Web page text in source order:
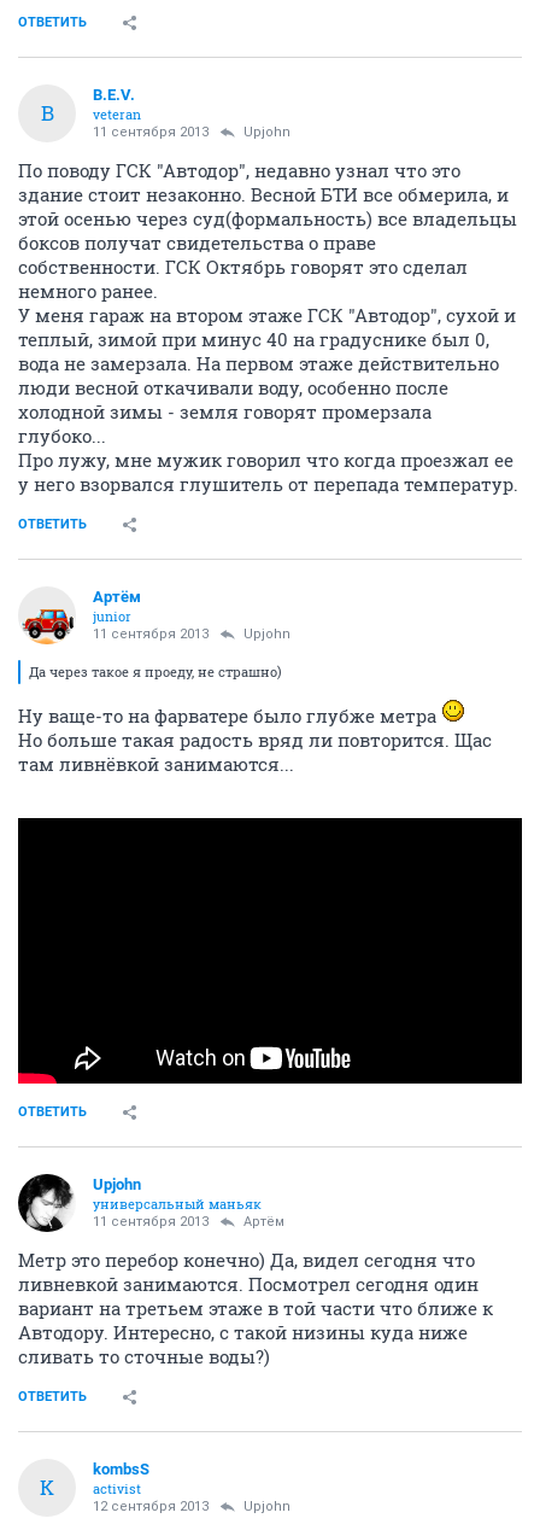
ОТВЕТИТЬ
B
B.E.V.
veteran
11 сентября 2013 Upjohn
По поводу ГСК "Автодор", недавно узнал что это
здание стоит незаконно. Весной БТИ все обмерила, и
этой осенью через суд(формальность) все владельцы
боксов получат свидетельства о праве
собственности. ГСК Октябрь говорят это сделал
немного ранее.
У меня гараж на втором этаже ГСК "Автодор", сухой и
теплый, зимой при минус 40 на градуснике был 0,
вода не замерзала. На первом этаже действительно
люди весной откачивали воду, особенно после
холодной зимы - земля говорят промерзала
глубоко...
Про лужу, мне мужик говорил что когда проезжал ее
у него взорвался глушитель от перепада температур.
ОТВЕТИТЬ
Артём
juniоr
11 сентября 2013 Upjohn
Да через такое я проеду, не страшно)
Ну ваще-то на фарватере было глубже метра
Но больше такая радость вряд ли повторится. Щас
там ливнёвкой занимаются...
ОТВЕТИТЬ
Upjohn
универсальный маньяк
11 сентября 2013 Артём
Метр это перебор конечно) Да, видел сегодня что
ливневкой занимаются. Посмотрел сегодня один
вариант на третьем этаже в той части что ближе к
Автодору. Интересно, с такой низины куда ниже
сливать то сточные воды?)
ОТВЕТИТЬ
K
kombsS
activist
12 сентября 2013 Upjohn